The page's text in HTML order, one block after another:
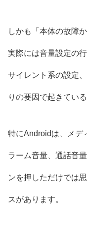
しかも「本体の故障
実際には音量設定の
サイレント系の設定
りの要因で起きてい
特にAndroidは、メデ
ラーム音量、通話音
ンを押しただけでは
スがあります。